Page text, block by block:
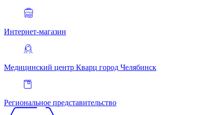
Интернет-магазин
Медицинский центр Кварц город Челябинск
Региональное представительство